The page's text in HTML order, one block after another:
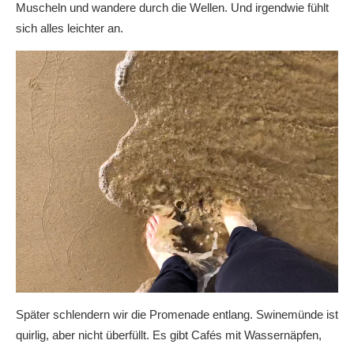
Muscheln und wandere durch die Wellen. Und irgendwie fühlt
sich alles leichter an.
Später schlendern wir die Promenade entlang. Swinemünde ist
quirlig, aber nicht überfüllt. Es gibt Cafés mit Wassernäpfen,